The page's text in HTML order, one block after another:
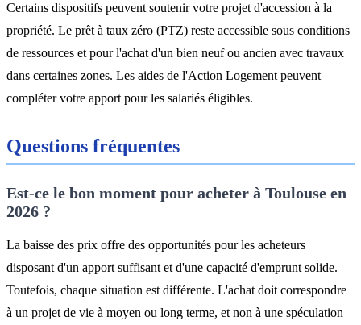
Certains dispositifs peuvent soutenir votre projet d'accession à la
propriété. Le prêt à taux zéro (PTZ) reste accessible sous conditions
de ressources et pour l'achat d'un bien neuf ou ancien avec travaux
dans certaines zones. Les aides de l'Action Logement peuvent
compléter votre apport pour les salariés éligibles.
Questions fréquentes
Est-ce le bon moment pour acheter à Toulouse en
2026 ?
La baisse des prix offre des opportunités pour les acheteurs
disposant d'un apport suffisant et d'une capacité d'emprunt solide.
Toutefois, chaque situation est différente. L'achat doit correspondre
à un projet de vie à moyen ou long terme, et non à une spéculation